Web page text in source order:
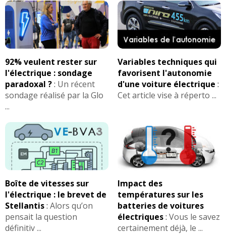
92% veulent rester sur
l'électrique : sondage
paradoxal ?: Un récent
sondage réalisé par la Glo
...
Variables techniques qui
favorisent l'autonomie
d'une voiture électrique :
Cet article vise à réperto ...
Boîte de vitesses sur
l'électrique : le brevet de
Stellantis: Alors qu’on
pensait la question
définitiv ...
Impact des
températures sur les
batteries de voitures
électriques: Vous le savez
certainement déjà, le ...